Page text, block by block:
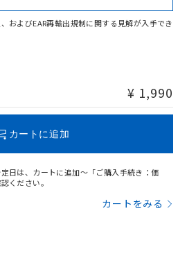
する可能性があります。
およびEAR再輸出規制に関する見解が入手でき
¥ 1,990
カートに追加
日は、カートに追加～「ご購入手続き：価
ください。
カートをみる